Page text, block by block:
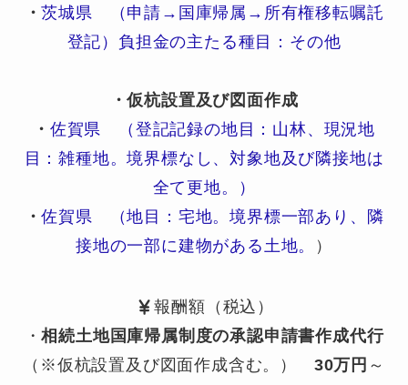
・茨城県 （申請→国庫帰属→所有権移転嘱託
登記）負担金の主たる種目：その他
・仮杭設置及び図面作成
・ 佐賀県 （登記記録の地目：山林、現況地
目：雑種地。境界標なし、対象地及び隣接地は
全て更地。）
・佐賀県 （地目：宅地。境界標一部あり、隣
接地の一部に建物がある土地。
）
報酬額（税込）
・相続土地国庫帰属制度の承認申請書作成代行
（※仮杭設置及び図面作成含む。） 30万円 ～